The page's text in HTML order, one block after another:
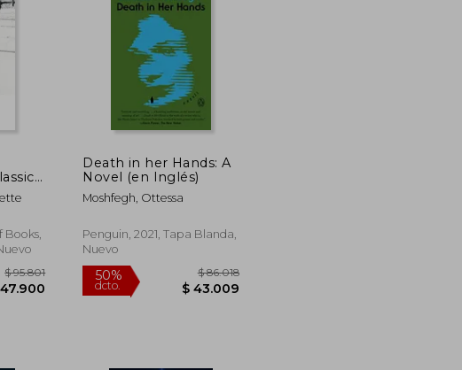
Books,
Death in her Hands: A
Novel (en Inglés)
Moshfegh, Ottessa
Penguin, 2021, Tapa Blanda,
Nuevo